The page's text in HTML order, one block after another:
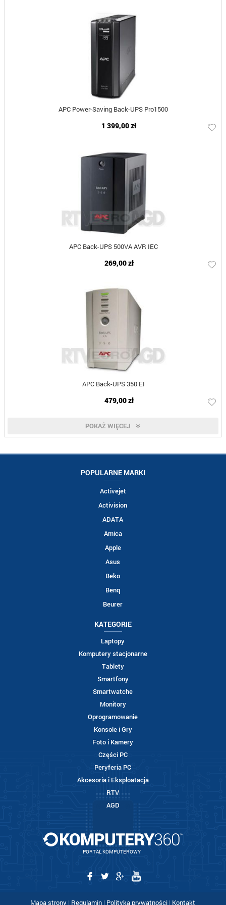
APC Power-Saving Back-UPS Pro1500
1 399,00 zł
APC Back-UPS 500VA AVR IEC
269,00 zł
APC Back-UPS 350 EI
479,00 zł
POKAŻ WIĘCEJ
POPULARNE MARKI
Activejet
Activision
ADATA
Amica
Apple
Asus
Beko
Benq
Beurer
KATEGORIE
Laptopy
Komputery stacjonarne
Tablety
Smartfony
Smartwatche
Monitory
Oprogramowanie
Konsole i Gry
Foto i Kamery
Części PC
Peryferia PC
Akcesoria i Eksploatacja
RTV
AGD
PORTAL KOMPUTEROWY
Mapa strony | Regulamin | Polityka prywatności | Kontakt